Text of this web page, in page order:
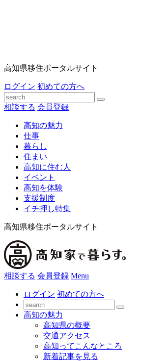
高知県移住ポータルサイト
ログイン 初めての方へ
相談する 会員登録
高知の魅力
仕事
暮らし
住まい
高知に住む人
イベント
高知を体験
支援制度
イチ押し特集
高知県移住ポータルサイト
相談する 会員登録 Menu
ログイン 初めての方へ
高知の魅力
高知県の概要
交通アクセス
高知ってこんなところ
新着記事を見る